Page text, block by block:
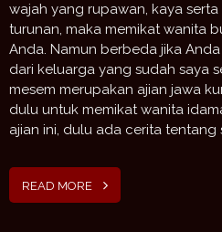
wajah yang rupawan, kaya
turunan, maka memikat wanita
Anda. Namun berbeda jika
dari keluarga yang sudah saya
mesem merupakan ajian jawa
dulu untuk memikat wanita
ajian ini, dulu ada cerita tentang
READ MORE